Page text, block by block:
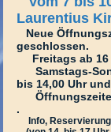
Laurentius
Neue
geschlossen.
Freitags ab 16
Samstags-
bis 14,00 Uhr
.
Info, Reservierung